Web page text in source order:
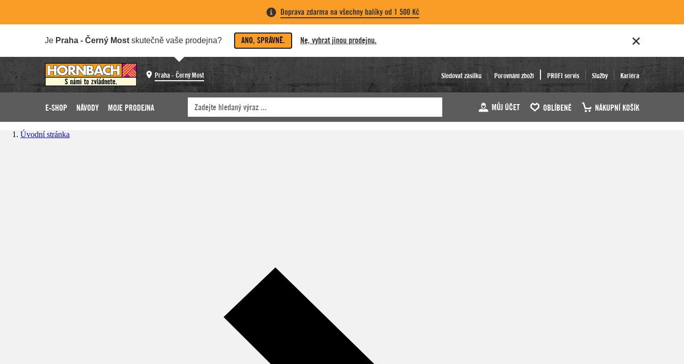
Doprava zdarma na všechny balíky od 1 500 Kč
Je Praha - Černý Most skutečně vaše prodejna? ANO, SPRÁVNĚ. Ne, vybrat jinou prodejnu.
Praha - Černý Most Sledovat zásilku Porovnání zboží PROFI servis Služby Kariéra
E-SHOP NÁVODY MOJE PRODEJNA MŮJ ÚČET OBLÍBENÉ NÁKUPNÍ KOŠÍK
Úvodní stránka